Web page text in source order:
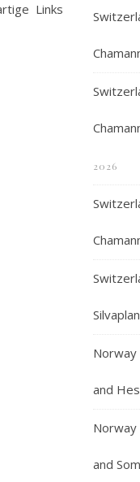
Links
2026
Norway
and
Norway
and